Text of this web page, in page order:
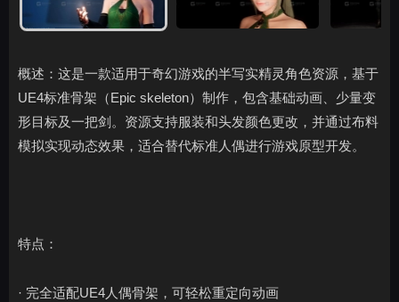
概述：这是一款适用于奇幻游戏的半写实精灵角色资源，基于
UE4标准骨架（Epic skeleton）制作，包含基础动画、少量变
形目标及一把剑。资源支持服装和头发颜色更改，并通过布料
模拟实现动态效果，适合替代标准人偶进行游戏原型开发。
特点：
· 完全适配UE4人偶骨架，可轻松重定向动画